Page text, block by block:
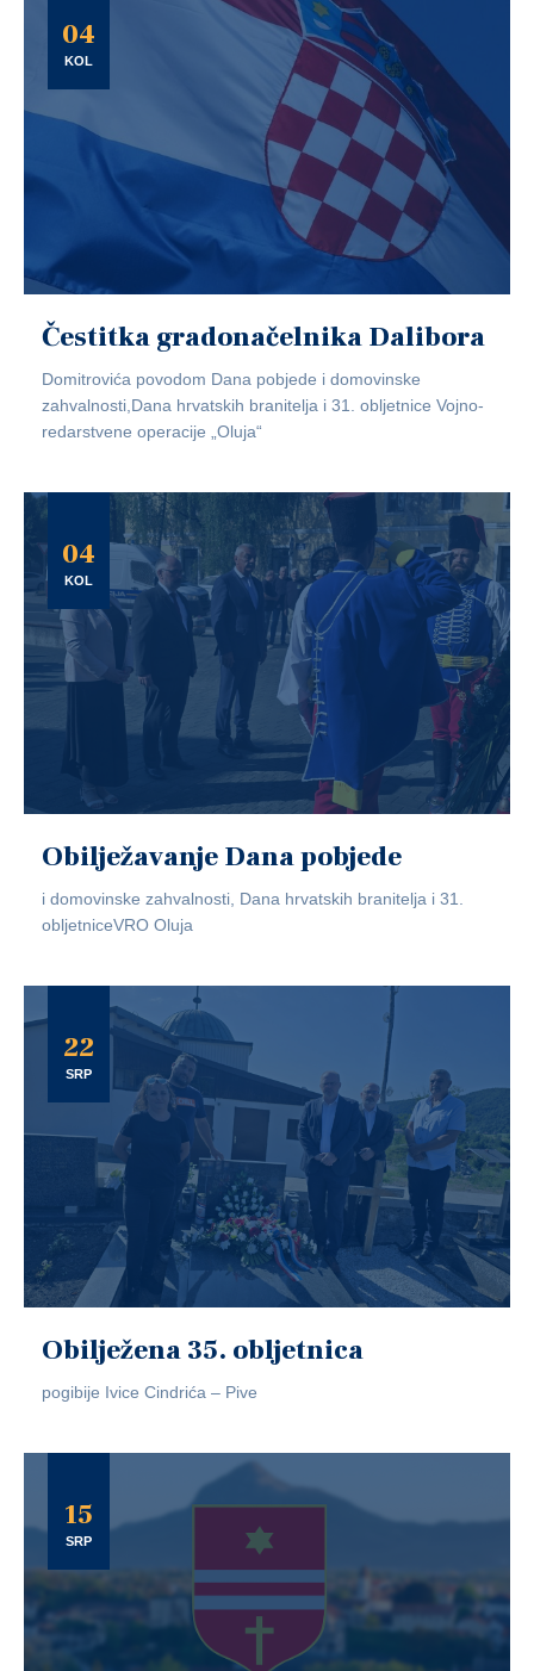
04
KOL
Čestitka gradonačelnika Dalibora
Domitrovića povodom Dana pobjede i domovinske
zahvalnosti,Dana hrvatskih branitelja i 31. obljetnice Vojno-
redarstvene operacije „Oluja“
04
KOL
Obilježavanje Dana pobjede
i domovinske zahvalnosti, Dana hrvatskih branitelja i 31.
obljetniceVRO Oluja
22
SRP
Obilježena 35. obljetnica
pogibije Ivice Cindrića – Pive
15
SRP